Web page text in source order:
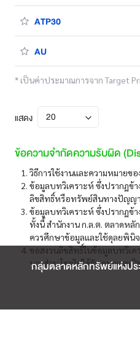
ATP30
AU
* เป็นค่าประมาณการจาก Target
แสดง 20
ข้อความจำกัดความรับผิด
วิธีการใช้งานและความหมายขอ
ข้อมูลบทวิเคราะห์ ซึ่งปรากฏข้
ลิขสิทธิ์หรือทรัพย์สินทางปัญญา
ข้อมูลบทวิเคราะห์ ซึ่งปรากฏข้
ทั้งนี้ สำนักงาน ก.ล.ต. ตลาดหลั
ควรศึกษาข้อมูลและใช้ดุลยพินิ
ขอสงวนลิขสิทธิ์ในข้อมูลบทวิเ
บางส่วน โดยไม่ได้รับอนุญาต
กลุ่มตลาดหลักทรัพย์แห่งปร